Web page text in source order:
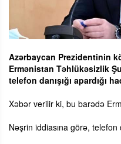
Azərbaycan Prezidentinin
Ermənistan Təhlükəsizlik
telefon danışığı apardığı
Xəbər verilir ki, bu barədə
Nəşrin iddiasına görə, telefon